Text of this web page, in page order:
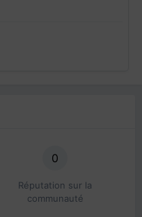
0
Réputation sur la
communauté